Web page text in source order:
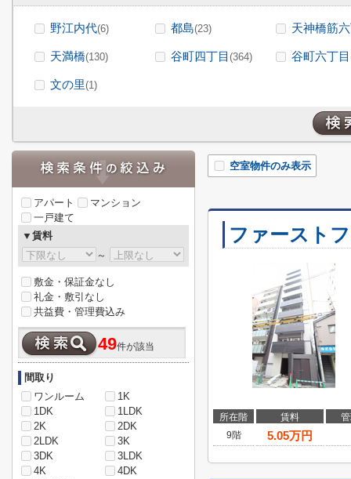
野江内代(6) 都島(23) 天神橋筋
天満橋(130) 谷町四丁目 (364) 谷町六丁目
文の里(1)
空室物件のみ表示
ファースト
所在階 賃料
9階
5.05万円
アパート
マンション
一戸建て
▼賃料
～
敷金・保証金なし
礼金・敷引なし
共益費・管理費込み
49件が該当
間取り
ワンルーム
1K
1DK
1LDK
2K
2DK
2LDK
3K
3DK
3LDK
4K
4DK